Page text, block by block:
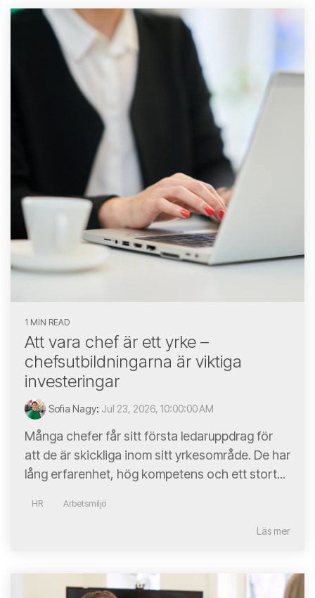
1 MIN READ
Att vara chef är ett yrke –
chefsutbildningarna är viktiga
investeringar
Sofia Nagy: Jul 23, 2026, 10:00:00 AM
Många chefer får sitt första ledaruppdrag för
att de är skickliga inom sitt yrkesområde. De har
lång erfarenhet, hög kompetens och ett stort...
HR Arbetsmiljö
Läs mer